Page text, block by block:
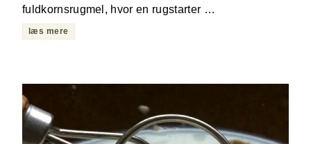
fuldkornsrugmel, hvor en rugstarter …
læs mere